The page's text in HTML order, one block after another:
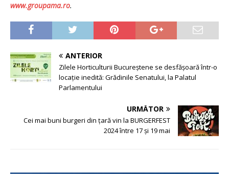
www.groupama.ro.
ANTERIOR
Zilele Horticulturii Bucureștene se desfășoară într-o
locație inedită: Grădinile Senatului, la Palatul
Parlamentului
URMĂTOR
Cei mai buni burgeri din țară vin la BURGERFEST
2024 între 17 și 19 mai